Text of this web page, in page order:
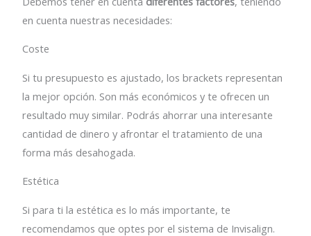
en cuenta nuestras necesidades:
Coste
Si tu presupuesto es ajustado, los brackets representan
la mejor opción. Son más económicos y te ofrecen un
resultado muy similar. Podrás ahorrar una interesante
cantidad de dinero y afrontar el tratamiento de una
forma más desahogada.
Estética
Si para ti la estética es lo más importante, te
recomendamos que optes por el sistema de Invisalign.